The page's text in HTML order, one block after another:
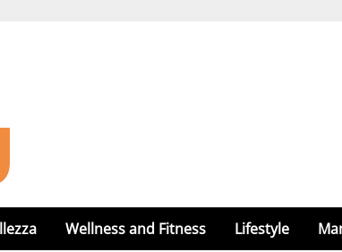
Wellness and Fitness Lifestyle